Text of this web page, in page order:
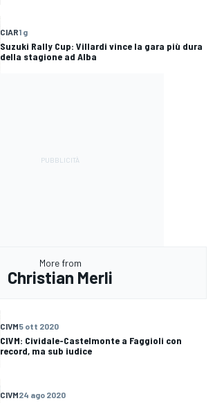
CIAR1 g
Suzuki Rally Cup: Villardi vince la gara più dura
della stagione ad Alba
More from
Christian Merli
CIVM5 ott 2020
CIVM: Cividale-Castelmonte a Faggioli con
record, ma sub iudice
CIVM24 ago 2020